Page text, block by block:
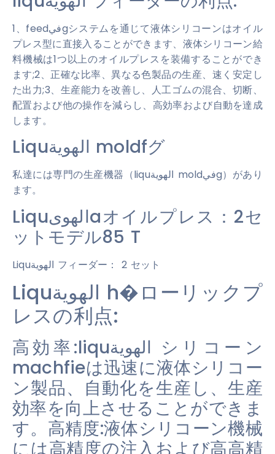
1、feedفيgシステムを通じて液体シリコーンはオイル
プレス型に直接入ることができます、液体シリコーン給
料機械は1つ以上のオイルプレスを装備することができ
ます;2、正確な比率、異なる色製品の生産、速く安定し
た出力;3、生産能力を改善し、人工ゴムの混合、切断、
配置および他の操作を減らし、高効率および自動を達成
します。
Liquالهوية moldfグ
私達には専門の生産機器（liquالهوية moldفيg）があり
ます。
Liquالهویaオイルプレス：2セ
ットモデル85 T
Liquالهوية フィーダー： 2 セット
Liquالهوية h�ローリックプ
レスの利点:
高効率:liquالهوية シリコーン
machfieは迅速に液体シリコー
ン製品、自動化を生産し、生産
効率を向上させることができま
す。高精度:液体シリコーン機械
には高精度の注入および高高精